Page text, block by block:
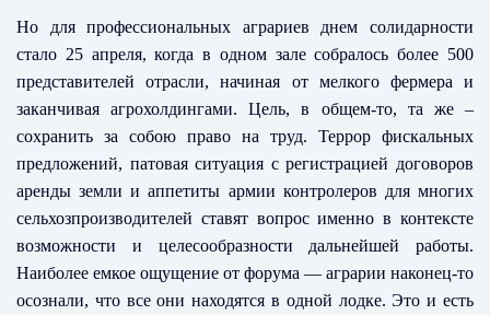
Но для профессиональных аграриев днем солидарности
стало 25 апреля, когда в одном зале собралось более 500
представителей отрасли, начиная от мелкого фермера и
заканчивая агрохолдингами. Цель, в общем-то, та же –
сохранить за собою право на труд. Террор фискальных
предложений, патовая ситуация с регистрацией договоров
аренды земли и аппетиты армии контролеров для многих
сельхозпроизводителей ставят вопрос именно в контексте
возможности и целесообразности дальнейшей работы.
Наиболее емкое ощущение от форума — аграрии наконец-то
осознали, что все они находятся в одной лодке. Это и есть